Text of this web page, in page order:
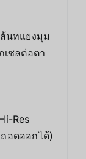
นทแยงมุม
เซลต่อตา
Res
อดออกได้)